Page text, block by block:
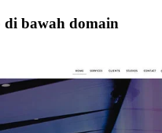
di bawah domain